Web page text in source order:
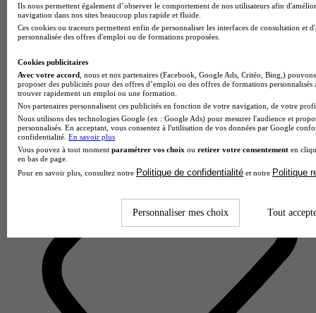
3.5
10 avis
Paris 11e
Ils nous permettent également d’observer le comportement de nos utilisateurs afin
navigation dans nos sites beaucoup plus rapide et fluide.
Ces cookies ou traceurs permettent enfin de personnaliser les interfaces de consultation et
personnalisée des offres d'emploi ou de formations proposées.
Cookies publicitaires
Avec votre accord , nous et nos partenaires (Facebook, Google Ads, Critéo, Bing,)
proposer des publicités pour des offres d’emploi ou des offres de formations
trouver rapidement un emploi ou une formation.
Nos partenaires personnalisent ces publicités en fonction de votre navigation, de votre
Nous utilisons des technologies Google (ex : Google Ads) pour mesurer l'audience et
personnalisés. En acceptant, vous consentez à l'utilisation de vos données par Google
confidentialité. En savoir plus
Vous pouvez à tout moment paramétrer vos choix ou retirer votre consentement en
en bas de page.
Pour en savoir plus, consultez notre Politique de confidentialité et notre Politique
Personnaliser mes choix Tout